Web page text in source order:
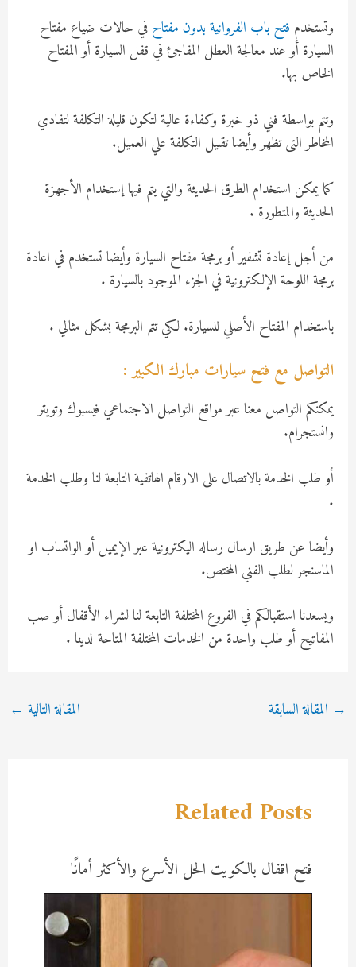
وتستخدم فتح باب الفروانية بدون مفتاحفي حالات ضياع مفتاح
السيارة أو عند معالجة العطل المفاجئ في قفل السيارة أو المفتاح
الخاص بها.
وتتم بواسطة فني ذو خبرة وكفاءة عالية لتكون قليلة التكلفة لتفادي
المخاطر التى تظهر وأيضا تقليل التكلفة علي العميل.
كما يمكن استخدام الطرق الحديثة والتي يتم فيها إستخدام الأجهزة
الحديثة والمتطورة .
من أجل إعادة تشفير أو برمجة مفتاح السيارة وأيضا تستخدم في اعادة
برمجة اللوحة الإلكترونية في الجزء الموجود بالسيارة .
باستخدام المفتاح الأصلي للسيارة. لكي تتم البرمجة بشكل مثالي .
التواصل مع فتح سيارات مبارك الكبير :
يمكنكم التواصل معنا عبر مواقع التواصل الاجتماعي فيسبوك وتويتر
وانستجرام.
أو طلب الخدمة بالاتصال على الارقام الهاتفية التابعة لنا وطلب الخدمة
.
وأيضا عن طريق ارسال رساله اليكترونية عبر الإيميل أو الواتساب او
الماسنجر لطلب الفني المختص.
ويسعدنا استقبالكم في الفروع المختلفة التابعة لنا لشراء الأقفال أو صب
المفاتيح أو طلب واحدة من الخدمات المختلفة المتاحة لدينا .
Post
→ المقالة السابقة المقالة التالية ←
Related Posts
فتح اقفال بالكويت الحل الأسرع والأكثر أمانًا